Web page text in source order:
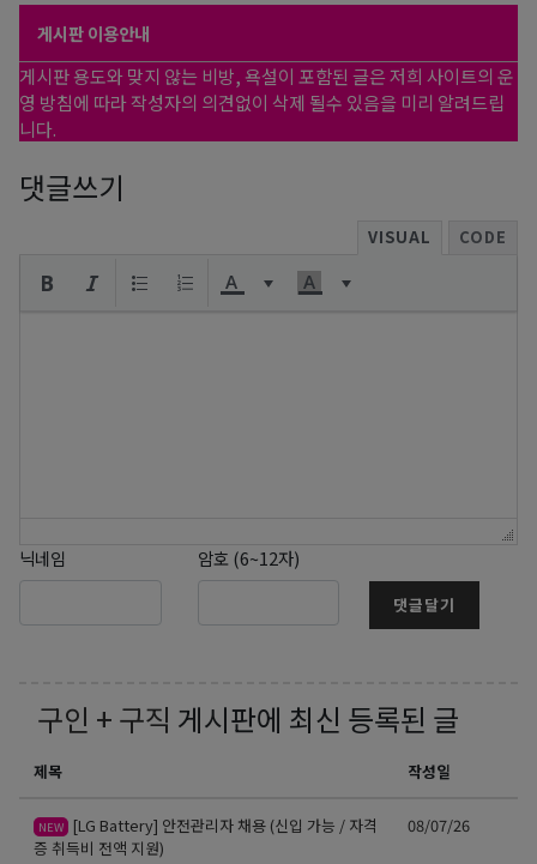
게시판 이용안내
게시판 용도와 맞지 않는 비방, 욕설이 포함된 글은 저희 사이트의 운
영 방침에 따라 작성자의 의견없이 삭제 될수 있음을 미리 알려드립
니다.
댓글쓰기
VISUAL CODE
닉네임 암호 (6~12자)
댓글달기
구인 + 구직 게시판에 최신 등록된 글
제목 작성일
NEW
[LG Battery] 안전관리자 채용 (신입 가능 / 자격
증 취득비 전액 지원)
08/07/26